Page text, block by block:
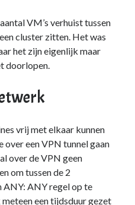
VM’s verhuist tussen
cluster zitten. Het was
het zijn eigenlijk maar
doorlopen.
vrij met elkaar kunnen
een VPN tunnel gaan
over de VPN geen
om tussen de 2
ANY: ANY regel op te
een tijdsduur gezet